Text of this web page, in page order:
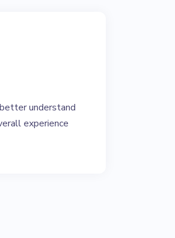
understand
experience